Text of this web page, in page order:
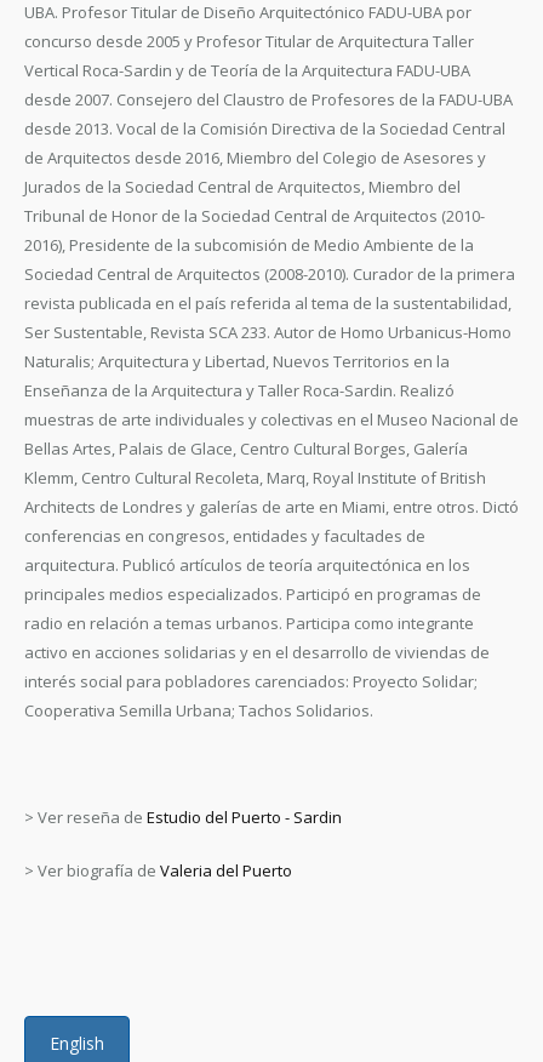
UBA. Profesor Titular de Diseño Arquitectónico FADU-UBA por
concurso desde 2005 y Profesor Titular de Arquitectura Taller
Vertical Roca-Sardin y de Teoría de la Arquitectura FADU-UBA
desde 2007. Consejero del Claustro de Profesores de la FADU-UBA
desde 2013. Vocal de la Comisión Directiva de la Sociedad Central
de Arquitectos desde 2016, Miembro del Colegio de Asesores y
Jurados de la Sociedad Central de Arquitectos, Miembro del
Tribunal de Honor de la Sociedad Central de Arquitectos (2010-
2016), Presidente de la subcomisión de Medio Ambiente de la
Sociedad Central de Arquitectos (2008-2010). Curador de la primera
revista publicada en el país referida al tema de la sustentabilidad,
Ser Sustentable, Revista SCA 233. Autor de Homo Urbanicus-Homo
Naturalis; Arquitectura y Libertad, Nuevos Territorios en la
Enseñanza de la Arquitectura y Taller Roca-Sardin. Realizó
muestras de arte individuales y colectivas en el Museo Nacional de
Bellas Artes, Palais de Glace, Centro Cultural Borges, Galería
Klemm, Centro Cultural Recoleta, Marq, Royal Institute of British
Architects de Londres y galerías de arte en Miami, entre otros. Dictó
conferencias en congresos, entidades y facultades de
arquitectura. Publicó artículos de teoría arquitectónica en los
principales medios especializados. Participó en programas de
radio en relación a temas urbanos. Participa como integrante
activo en acciones solidarias y en el desarrollo de viviendas de
interés social para pobladores carenciados: Proyecto Solidar;
Cooperativa Semilla Urbana; Tachos Solidarios.
> Ver reseña de Estudio del Puerto - Sardin
> Ver biografía de Valeria del Puerto
English